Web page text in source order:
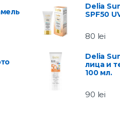
Delia Sun Protection Крем для лица
SPF50
80 lei
Delia Sun Protection Детский крем для
лица и
100 мл.
90 lei